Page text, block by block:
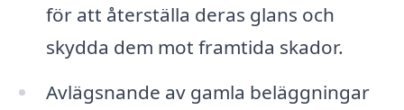
för att återställa deras glans och
skydda dem mot framtida skador.
Avlägsnande av gamla beläggningar